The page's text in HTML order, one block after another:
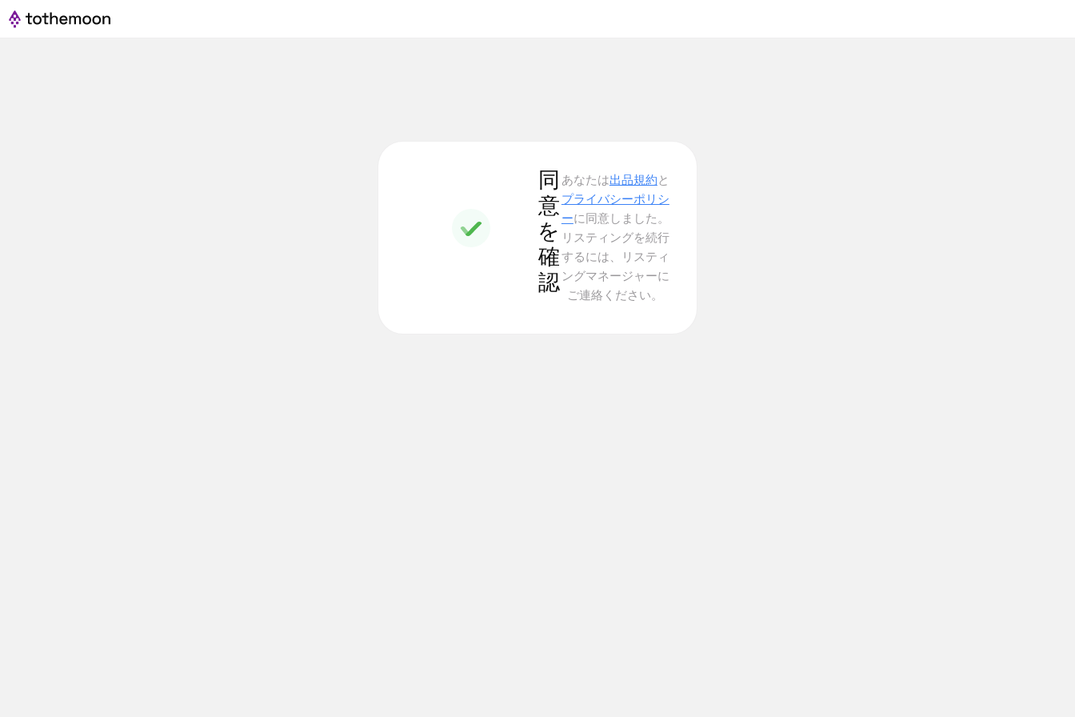
同
意
を
確
認
あなたは出品規約と
プライバシーポリシ
ーに同意しました。
リスティングを続行
するには、リスティ
ングマネージャーに
ご連絡ください。